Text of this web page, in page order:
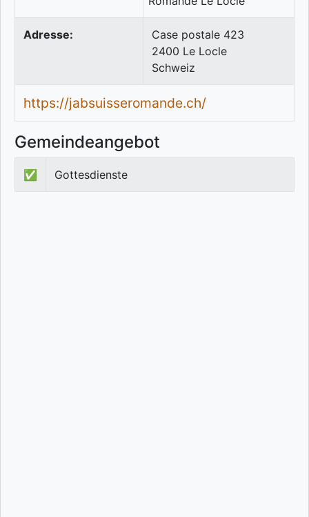
Adresse:
Case postale 423
2400 Le Locle
Schweiz
https://jabsuisseromande.ch/
Gemeindeangebot
✅ Gottesdienste